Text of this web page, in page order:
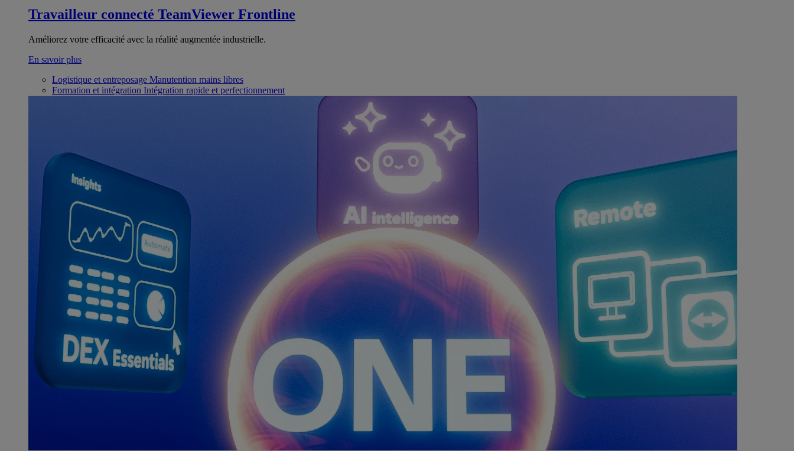
Travailleur connecté TeamViewer Frontline
Améliorez votre efficacité avec la réalité augmentée industrielle.
En savoir plus
Logistique et entreposage Manutention mains libres
Formation et intégration Intégration rapide et perfectionnement